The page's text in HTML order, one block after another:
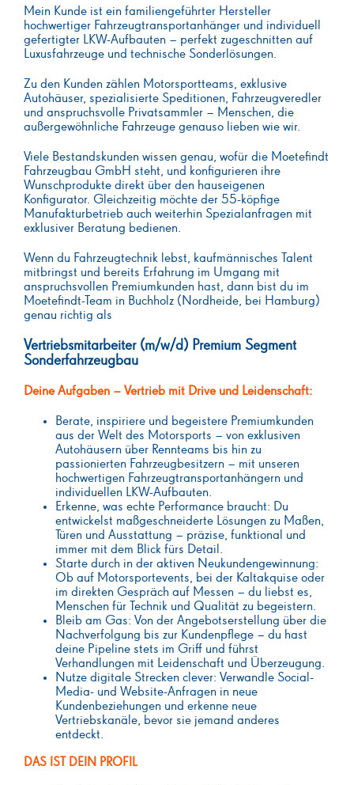
Mein Kunde ist ein familiengeführter Hersteller
hochwertiger Fahrzeugtransportanhänger und individuell
gefertigter LKW-Aufbauten – perfekt zugeschnitten auf
Luxusfahrzeuge und technische Sonderlösungen.
Zu den Kunden zählen Motorsportteams, exklusive
Autohäuser, spezialisierte Speditionen, Fahrzeugveredler
und anspruchsvolle Privatsammler – Menschen, die
außergewöhnliche Fahrzeuge genauso lieben wie wir.
Viele Bestandskunden wissen genau, wofür die Moetefindt
Fahrzeugbau GmbH steht, und konfigurieren ihre
Wunschprodukte direkt über den hauseigenen
Konfigurator. Gleichzeitig möchte der 55-köpfige
Manufakturbetrieb auch weiterhin Spezialanfragen mit
exklusiver Beratung bedienen.
Wenn du Fahrzeugtechnik lebst, kaufmännisches Talent
mitbringst und bereits Erfahrung im Umgang mit
anspruchsvollen Premiumkunden hast, dann bist du im
Moetefindt-Team in Buchholz (Nordheide, bei Hamburg)
genau richtig als
Vertriebsmitarbeiter (m/w/d) Premium Segment
Sonderfahrzeugbau
Deine Aufgaben – Vertrieb mit Drive und Leidenschaft:
Berate, inspiriere und begeistere Premiumkunden
aus der Welt des Motorsports – von exklusiven
Autohäusern über Rennteams bis hin zu
passionierten Fahrzeugbesitzern – mit unseren
hochwertigen Fahrzeugtransportanhängern und
individuellen LKW-Aufbauten.
Erkenne, was echte Performance braucht: Du
entwickelst maßgeschneiderte Lösungen zu Maßen,
Türen und Ausstattung – präzise, funktional und
immer mit dem Blick fürs Detail.
Starte durch in der aktiven Neukundengewinnung:
Ob auf Motorsportevents, bei der Kaltakquise oder
im direkten Gespräch auf Messen – du liebst es,
Menschen für Technik und Qualität zu begeistern.
Bleib am Gas: Von der Angebotserstellung über die
Nachverfolgung bis zur Kundenpflege – du hast
deine Pipeline stets im Griff und führst
Verhandlungen mit Leidenschaft und Überzeugung.
Nutze digitale Strecken clever: Verwandle Social-
Media- und Website-Anfragen in neue
Kundenbeziehungen und erkenne neue
Vertriebskanäle, bevor sie jemand anderes
entdeckt.
DAS IST DEIN PROFIL